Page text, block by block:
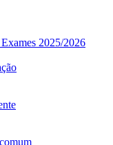
2025/2026